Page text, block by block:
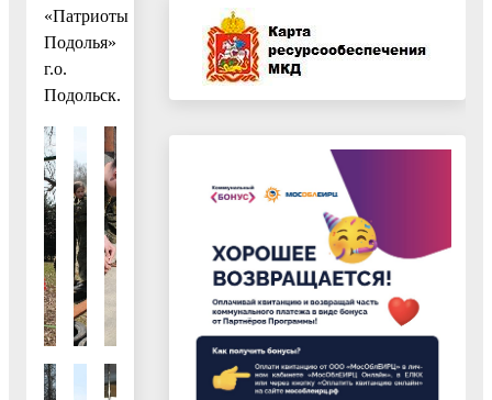
«Патриоты
Подолья»
г.о.
Подольск.